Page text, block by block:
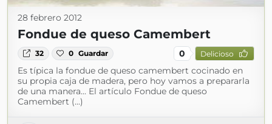
28 febrero 2012
Fondue de queso Camembert
32 0 Guardar 0 Delicioso
Es típica la fondue de queso camembert cocinado en
su propia caja de madera, pero hoy vamos a prepararla
de una manera... El artículo Fondue de queso
Camembert (...)